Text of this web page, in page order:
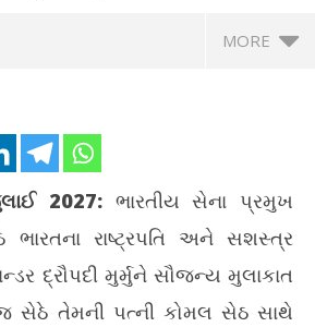
MORE
2027: ભારતીય સેના પ્રમુખ
રાષ્ટ્રપતિ અને સશસ્ત્ર
દ્રૌપદી મુર્મુને સૌજન્ય મુલાકાત
સેઠે તેમની પત્ની કોમલ સેઠ સાથે